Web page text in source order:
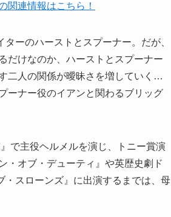
関連情報はこちら！
ーのハーストとスプーナー。だが、
だけなのか、ハーストとスプーナー
二人の関係が曖昧さを増していく…
ーナー役のイアンと関わるブリッグ
で主役ヘルメルを演じ、トニー賞演
・オブ・デューティ』や英歴史劇ド
・スローンズ』に出演するまでは、母